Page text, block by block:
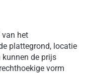
van het
plattegrond, locatie
de prijs
vorm